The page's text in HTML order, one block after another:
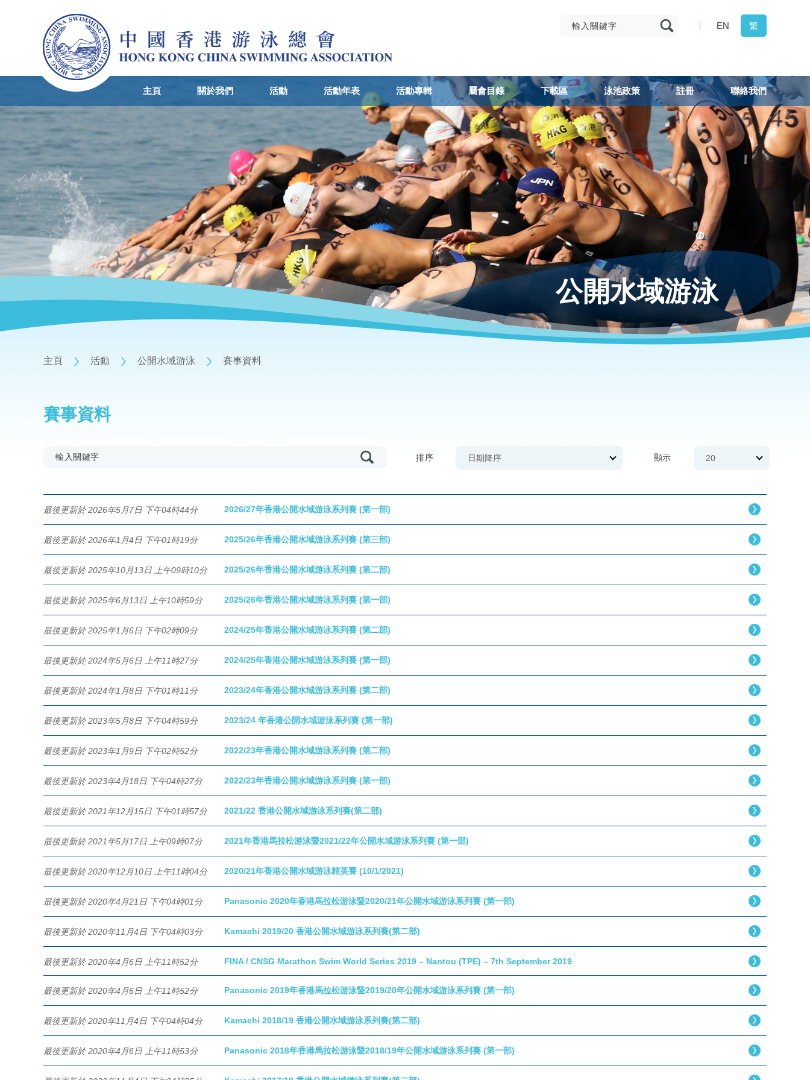
EN 繁
主頁 關於我們 活動 活動年表 活動專輯 屬會目錄 下載區 泳池政策 註冊 聯絡我們
公開水域游泳
主頁 活動 公開水域游泳 賽事資料
賽事資料
排序 日期降序 顯示 20
2026/27年香港公開水域游泳系列賽 (第一部)
最後更新於 2026年5月7日 下午04時44分
2025/26年香港公開水域游泳系列賽 (第三部)
最後更新於 2026年1月4日 下午01時19分
2025/26年香港公開水域游泳系列賽 (第二部)
最後更新於 2025年10月13日 上午09時10分
2025/26年香港公開水域游泳系列賽 (第一部)
最後更新於 2025年6月13日 上午10時59分
2024/25年香港公開水域游泳系列賽 (第二部)
最後更新於 2025年1月6日 下午02時09分
2024/25年香港公開水域游泳系列賽 (第一部)
最後更新於 2024年5月6日 上午11時27分
2023/24年香港公開水域游泳系列賽 (第二部)
最後更新於 2024年1月8日 下午01時11分
2023/24 年香港公開水域游泳系列賽 (第一部)
最後更新於 2023年5月8日 下午04時59分
2022/23年香港公開水域游泳系列賽 (第二部)
最後更新於 2023年1月9日 下午02時52分
2022/23年香港公開水域游泳系列賽 (第一部)
最後更新於 2023年4月18日 下午04時27分
2021/22 香港公開水域游泳系列賽(第二部)
最後更新於 2021年12月15日 下午01時57分
2021年香港馬拉松游泳暨2021/22年公開水域游泳系列賽 (第一部)
最後更新於 2021年5月17日 上午09時07分
2020/21年香港公開水域游泳精英賽 (10/1/2021)
最後更新於 2020年12月10日 上午11時04分
Panasonic 2020年香港馬拉松游泳暨2020/21年公開水域游泳系列賽 (第一部)
最後更新於 2020年4月21日 下午04時01分
Kamachi 2019/20 香港公開水域游泳系列賽(第二部)
最後更新於 2020年11月4日 下午04時03分
FINA / CNSG Marathon Swim World Series 2019 – Nantou (TPE) – 7th September 2019
最後更新於 2020年4月6日 上午11時52分
Panasonic 2019年香港馬拉松游泳暨2019/20年公開水域游泳系列賽 (第一部)
最後更新於 2020年4月6日 上午11時52分
Kamachi 2018/19 香港公開水域游泳系列賽(第二部)
最後更新於 2020年11月4日 下午04時04分
Panasonic 2018年香港馬拉松游泳暨2018/19年公開水域游泳系列賽 (第一部)
最後更新於 2020年4月6日 上午11時53分